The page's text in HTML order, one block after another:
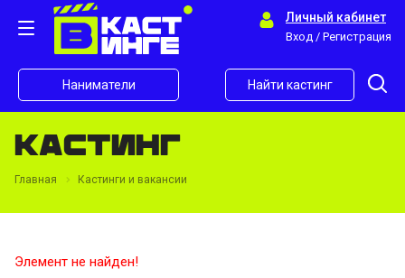
Личный кабинет
Вход / Регистрация
Наниматели Найти кастинг
Кастинг
Главная Кастинги и вакансии
Элемент не найден!